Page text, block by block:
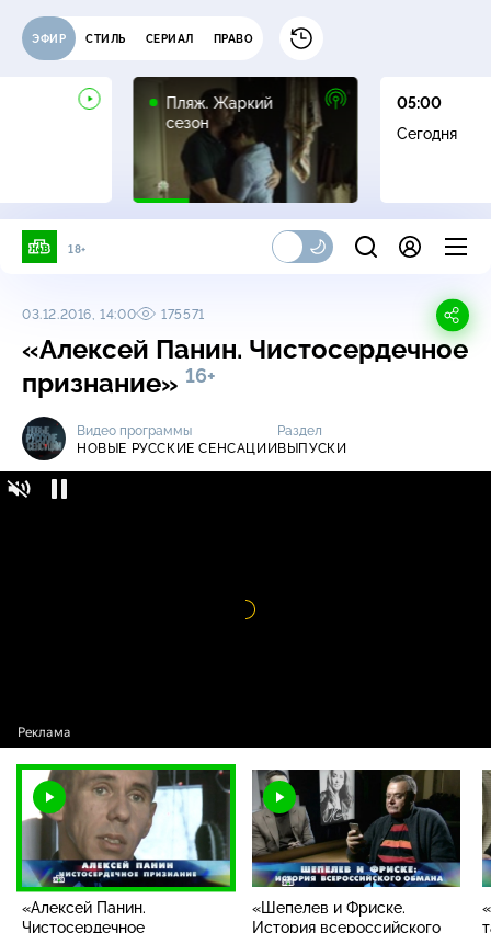
ЭФИР СТИЛЬ СЕРИАЛ ПРАВО
Пляж. Жаркий
сезон
16+
05:00
Сегодня
18+
03.12.2016, 14:00 175571
«Алексей Панин. Чистосердечное
признание» 16+
Видео программы
НОВЫЕ РУССКИЕ СЕНСАЦИИ
Раздел
ВЫПУСКИ
Видео
«Алексей Панин.
Чистосердечное
«Шепелев и Фриске.
История всероссийского